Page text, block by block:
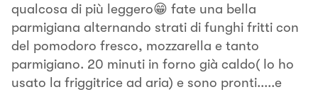
qualcosa di più leggero😁 fate una bella
parmigiana alternando strati di funghi fritti con
del pomodoro fresco, mozzarella e tanto
parmigiano. 20 minuti in forno già caldo( Io ho
usato la friggitrice ad aria) e sono pronti.....e